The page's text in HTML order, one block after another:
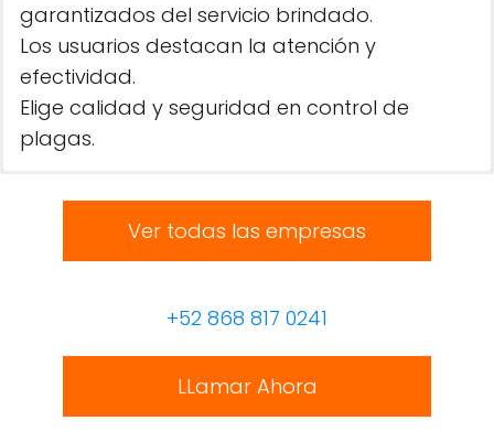
garantizados del servicio brindado.
Los usuarios destacan la atención y
efectividad.
Elige calidad y seguridad en control de
plagas.
Ver todas las empresas
+52 868 817 0241
LLamar Ahora